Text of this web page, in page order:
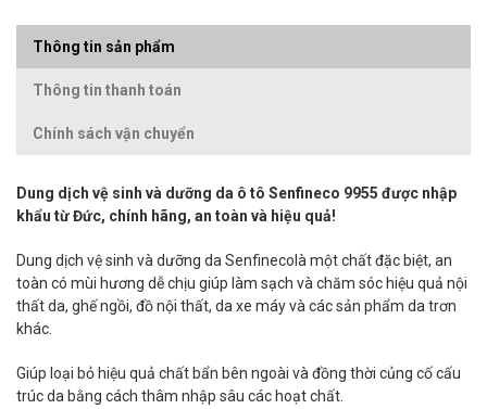
Thông tin sản phẩm
Thông tin thanh toán
Chính sách vận chuyển
Dung dịch vệ sinh và dưỡng da ô tô Senfineco 9955 được nhập
khẩu từ Đức, chính hãng, an toàn và hiệu quả!
Dung dịch vệ sinh và dưỡng da Senfinecolà một chất đặc biệt, an
toàn có mùi hương dễ chịu giúp làm sạch và chăm sóc hiệu quả nội
thất da, ghế ngồi, đồ nội thất, da xe máy và các sản phẩm da trơn
khác.
Giúp loại bỏ hiệu quả chất bẩn bên ngoài và đồng thời củng cố cấu
trúc da bằng cách thâm nhập sâu các hoạt chất.